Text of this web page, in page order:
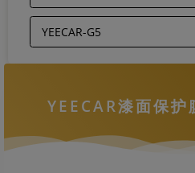
YEECAR漆面保护